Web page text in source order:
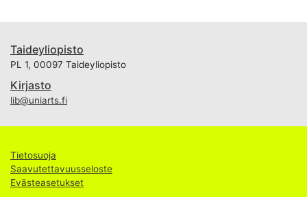
Taideyliopisto
PL 1, 00097 Taideyliopisto
Kirjasto
lib@uniarts.fi
Tietosuoja
Saavutettavuusseloste
Evästeasetukset